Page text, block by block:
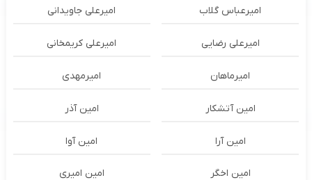
امیرعباس گلاب امیرعلی جاویدانی
امیرعلی رضایی امیرعلی کریمخانی
امیرماهان امیرمهدی
امین آتشکار امین آذر
امین آرا امین آوا
امین اخگر امین امیری